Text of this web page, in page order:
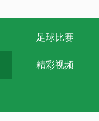
足球比赛
精彩视频